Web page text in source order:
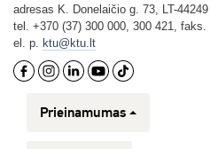
adresas K. Donelaičio g. 73, LT-
tel. +370 (37) 300 000, 300 421, faks.
el. p. ktu@ktu.lt
Prieinamumas